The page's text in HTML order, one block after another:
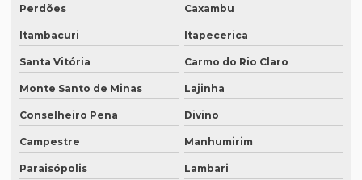
Intérprete inglês espanhol português
Intérprete de inglês em porto alegre
Intérprete de inglês português
Interprete de italiano profissional
Intérprete japonês português
Intérprete juramentado
Perdões Caxambu
Itambacuri Itapecerica
Santa Vitória Carmo do Rio Claro
Monte Santo de Minas Lajinha
Conselheiro Pena Divino
Campestre Manhumirim
Paraisópolis Lambari